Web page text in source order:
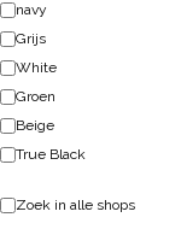
navy
Grijs
White
Groen
Beige
True Black
Zoek in alle shops